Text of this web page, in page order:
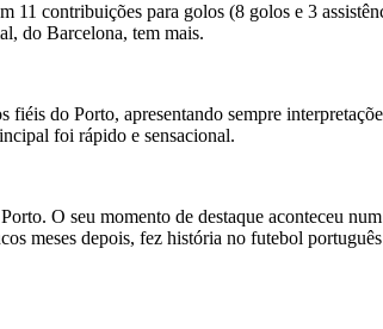
contribuições para golos (8 golos e 3
do Barcelona, ​​tem mais.
do Porto, apresentando sempre
foi rápido e sensacional.
O seu momento de destaque aconteceu
meses depois, fez história no futebol